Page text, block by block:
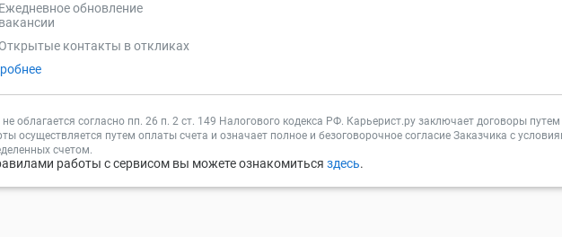
Ежедневное обновление
вакансии
Открытые контакты в откликах
облагается согласно пп. 26 п. 2 ст. 149 Налогового кодекса РФ. Карьерист.ру заключает договоры
осуществляется путем оплаты счета и означает полное и безоговорочное согласие Заказчика с
счетом.
работы с сервисом вы можете ознакомиться здесь.